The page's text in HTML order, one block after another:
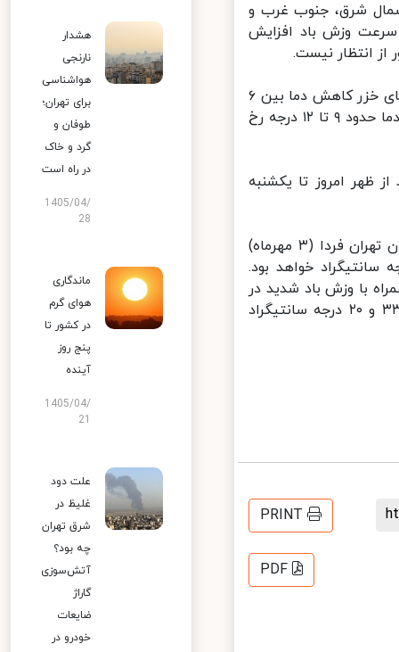
در شمال غرب و روز یکشنبه ۳ مهر در شمال شرق، جنوب غرب و
وزش باد افزایش
انتظار نیست.
به گفته وی، شنبه و یکشنبه (۳ و ۴ مهر) در اردبیل و استان‌های ساحلی دریای خزر کاهش دما بین ۶
تا ۱۰ درجه و دوشنبه و سه شنبه ( ۵ و ۶ مهر) در شمال شرق کشور کاهش دما حدود ۹ تا ۱۲ درجه رخ
امروز تا یکشنبه
وی درباره وضعیت جوی پایتخت طی دو روز آینده، اظهار کرد: آسمان استان تهران فردا (۳ مهرماه)
باد با بیشترین و کمترین دمای ۳۴ و ۲۲ درجه سانتیگراد خواهد بود.
ابری همراه با وزش باد شدید در
بعدازظهر پیش‌بینی می‌شود و دمای هوا در بیشترین و کم‌ترین زمان به ۳۳ و ۲۰ درجه سانتیگراد
PRINT
PDF
هشدار
نارنجی
هواشناسی
برای تهران؛
طوفان و
گرد و خاک
در راه است
1405/04/
28
ماندگاری
هوای گرم
در کشور تا
پنج روز
آینده
1405/04/
علت دود
غلیظ در
شرق تهران
چه بود؟
آتش‌سوزی
گاراژ
ضایعات
خودرو در